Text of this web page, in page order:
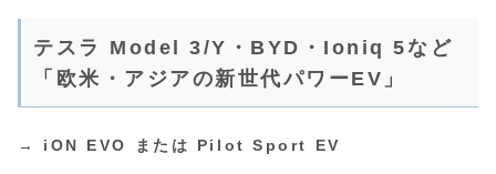
テスラ Model 3/Y・BYD・Ioniq 5など
「欧米・アジアの新世代パワーEV」
→ iON EVO または Pilot Sport EV